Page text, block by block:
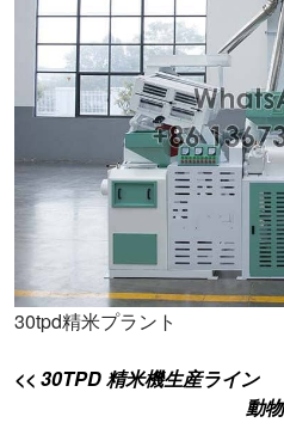
30tpd精米プラント
<< 30TPD 精米機生産ライン
動